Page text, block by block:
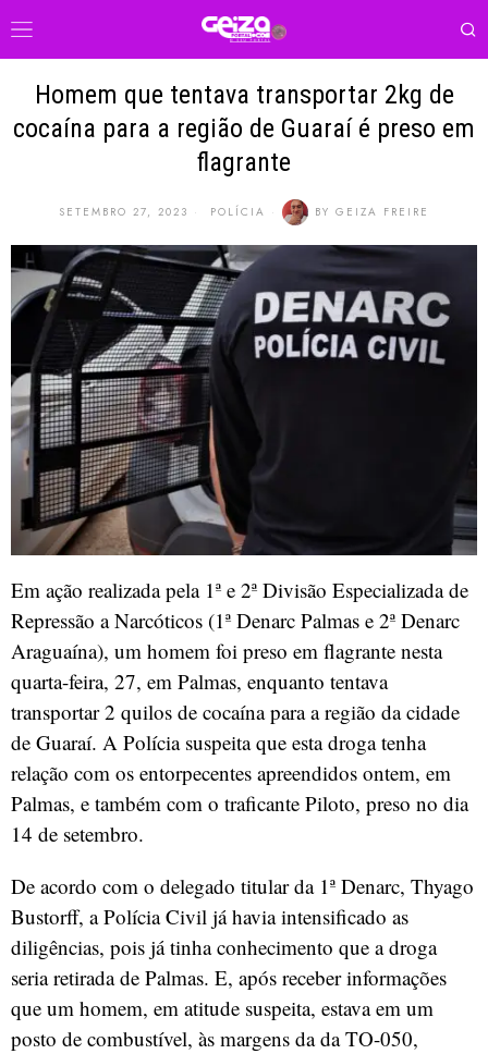
Homem que tentava transportar 2kg de
cocaína para a região de Guaraí é preso em
flagrante
SETEMBRO 27, 2023 POLÍCIA BY GEIZA FREIRE
Em ação realizada pela 1ª e 2ª Divisão Especializada de
Repressão a Narcóticos (1ª Denarc Palmas e 2ª Denarc
Araguaína), um homem foi preso em flagrante nesta
quarta-feira, 27, em Palmas, enquanto tentava
transportar 2 quilos de cocaína para a região da cidade
de Guaraí. A Polícia suspeita que esta droga tenha
relação com os entorpecentes apreendidos ontem, em
Palmas, e também com o traficante Piloto, preso no dia
14 de setembro.
De acordo com o delegado titular da 1ª Denarc, Thyago
Bustorff, a Polícia Civil já havia intensificado as
diligências, pois já tinha conhecimento que a droga
seria retirada de Palmas. E, após receber informações
que um homem, em atitude suspeita, estava em um
posto de combustível, às margens da da TO-050,